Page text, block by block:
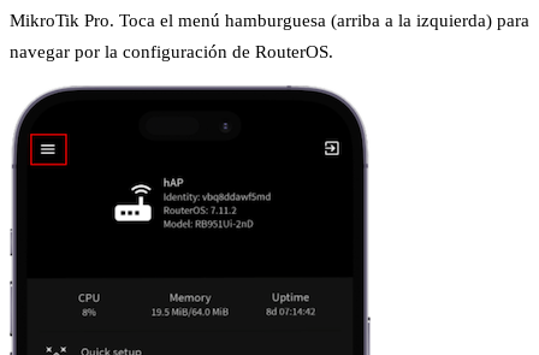
MikroTik Pro. Toca el menú hamburguesa (arriba a la izquierda) para
navegar por la configuración de RouterOS.